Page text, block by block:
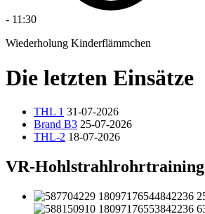
- 11:30
Wiederholung Kinderflämmchen
Die letzten Einsätze
THL 1 31-07-2026
Brand B3 25-07-2026
THL-2 18-07-2026
VR-Hohlstrahlrohrtraining